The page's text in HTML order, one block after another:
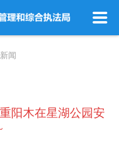
闻
阳木在星湖公园安